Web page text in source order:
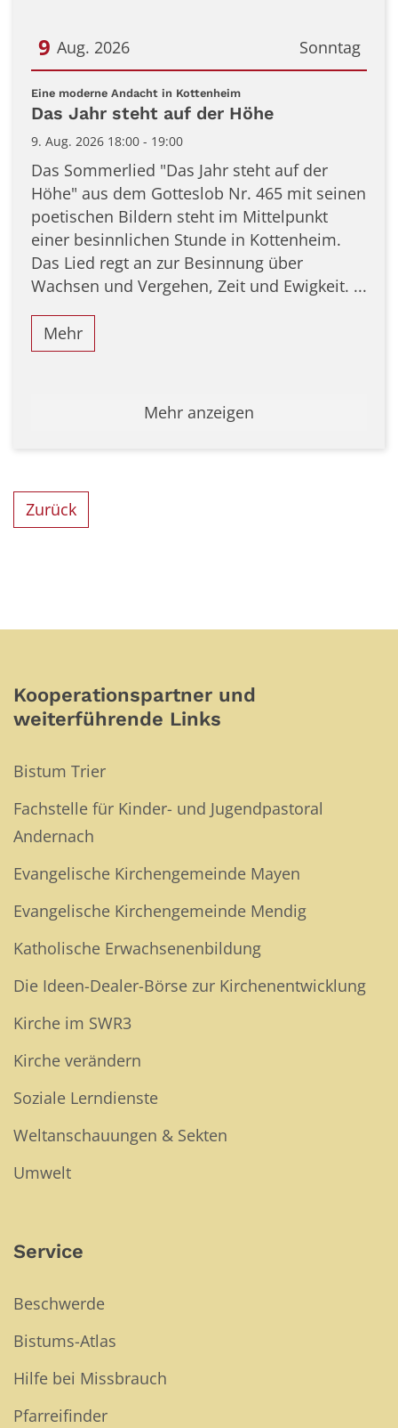
Sonntag
9 Aug. 2026
Datum: 9. August 2026
Eine moderne Andacht in Kottenheim:
Das Jahr steht auf der Höhe
9. Aug. 2026 18:00 - 19:00
Das Sommerlied "Das Jahr steht auf der
Höhe" aus dem Gotteslob Nr. 465 mit seinen
poetischen Bildern steht im Mittelpunkt
einer besinnlichen Stunde in Kottenheim.
Das Lied regt an zur Besinnung über
Wachsen und Vergehen, Zeit und Ewigkeit. ...
Mehr
Mehr anzeigen
Zurück
Kooperationspartner und
weiterführende Links
Bistum Trier
Fachstelle für Kinder- und Jugendpastoral
Andernach
Evangelische Kirchengemeinde Mayen
Evangelische Kirchengemeinde Mendig
Katholische Erwachsenenbildung
Die Ideen-Dealer-Börse zur Kirchenentwicklung
Kirche im SWR3
Kirche verändern
Soziale Lerndienste
Weltanschauungen & Sekten
Umwelt
Service
Beschwerde
Bistums-Atlas
Hilfe bei Missbrauch
Pfarreifinder